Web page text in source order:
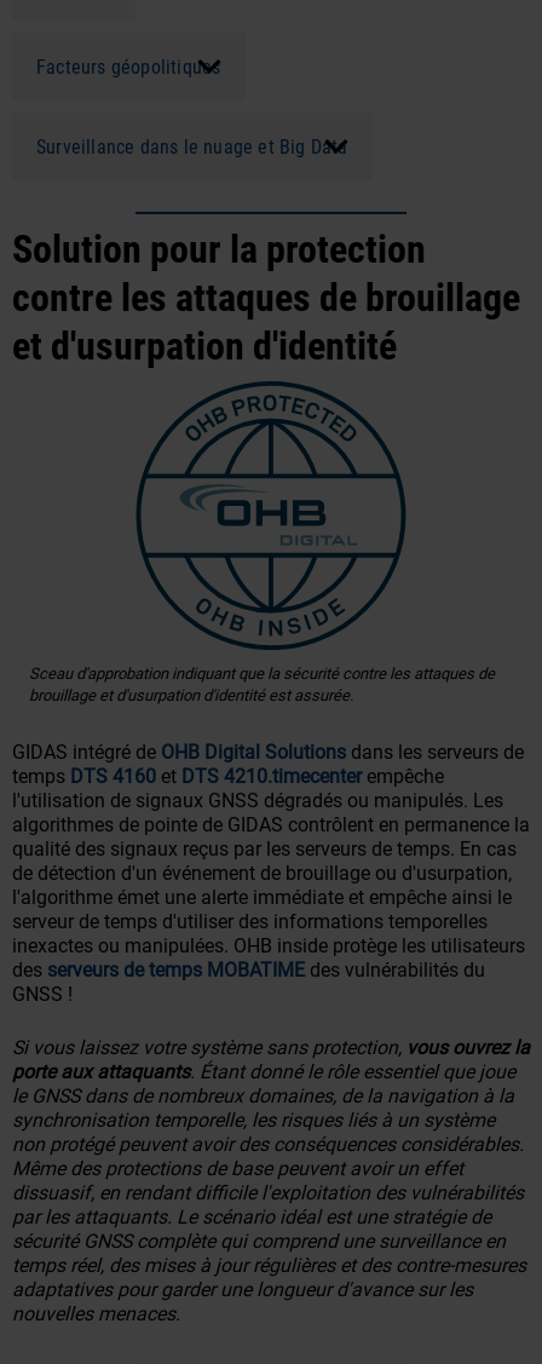
Facteurs géopolitiques
Surveillance dans le nuage et Big Data
Solution pour la protection
contre les attaques de brouillage
et d'usurpation d'identité
Sceau d'approbation indiquant que la sécurité contre les attaques de
brouillage et d'usurpation d'identité est assurée.
GIDAS intégré de OHB Digital Solutions dans les serveurs de
temps DTS 4160 et DTS 4210.timecenter empêche
l'utilisation de signaux GNSS dégradés ou manipulés. Les
algorithmes de pointe de GIDAS contrôlent en permanence la
qualité des signaux reçus par les serveurs de temps. En cas
de détection d'un événement de brouillage ou d'usurpation,
l'algorithme émet une alerte immédiate et empêche ainsi le
serveur de temps d'utiliser des informations temporelles
inexactes ou manipulées. OHB inside protège les utilisateurs
des serveurs de temps MOBATIME des vulnérabilités du
GNSS !
Si vous laissez votre système sans protection, vous ouvrez la
porte aux attaquants. Étant donné le rôle essentiel que joue
le GNSS dans de nombreux domaines, de la navigation à la
synchronisation temporelle, les risques liés à un système
non protégé peuvent avoir des conséquences considérables.
Même des protections de base peuvent avoir un effet
dissuasif, en rendant difficile l'exploitation des vulnérabilités
par les attaquants. Le scénario idéal est une stratégie de
sécurité GNSS complète qui comprend une surveillance en
temps réel, des mises à jour régulières et des contre-mesures
adaptatives pour garder une longueur d'avance sur les
nouvelles menaces.